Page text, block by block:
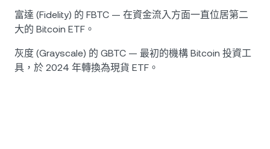
富達 (Fidelity) 的 FBTC — 在資金流入方面一直位居第二
大的 Bitcoin ETF。
灰度 (Grayscale) 的 GBTC — 最初的機構 Bitcoin 投資工
具，於 2024 年轉換為現貨 ETF。